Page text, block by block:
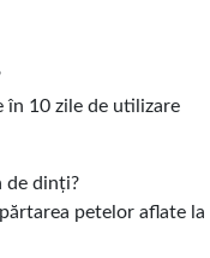
10 zile de utilizare
de dinți?
petelor aflate la